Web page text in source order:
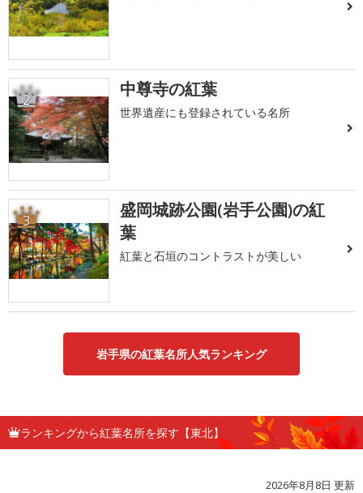
2 中尊寺の紅葉
世界遺産にも登録されている名所
3
盛岡城跡公園(岩手公園)の紅
葉
紅葉と石垣のコントラストが美しい
岩手県の紅葉名所人気ランキング
ランキングから紅葉名所を探す【東北】
2026年8月8日 更新